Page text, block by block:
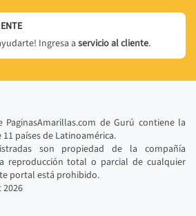
Ingresa a servicio al cliente.
de Gurú contiene la
países de Latinoamérica.
son propiedad de la compañía
reproducción total o parcial de cualquier
portal está prohibido.
2026